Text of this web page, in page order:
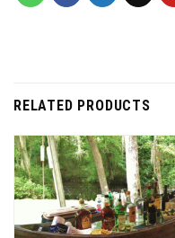
RELATED PRODUCTS